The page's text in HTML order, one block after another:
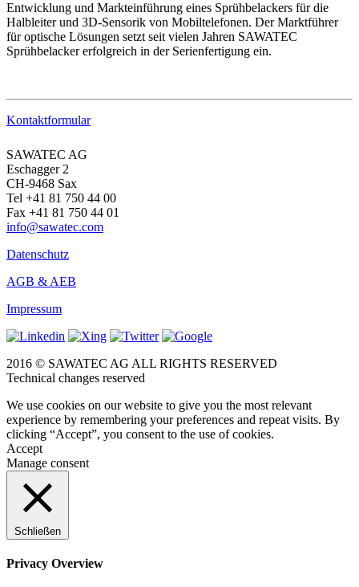
Entwicklung und Markteinführung eines Sprühbelackers für die
Halbleiter und 3D-Sensorik von Mobiltelefonen. Der Marktführer
für optische Lösungen setzt seit vielen Jahren SAWATEC
Sprühbelacker erfolgreich in der Serienfertigung ein.
Kontaktformular
SAWATEC AG
Eschagger 2
CH-9468 Sax
Tel +41 81 750 44 00
Fax +41 81 750 44 01
info@sawatec.com
Datenschutz
AGB & AEB
Impressum
2016 © SAWATEC AG ALL RIGHTS RESERVED
Technical changes reserved
We use cookies on our website to give you the most relevant
experience by remembering your preferences and repeat visits. By
clicking “Accept”, you consent to the use of cookies.
Accept
Manage consent
Schließen
Privacy Overview